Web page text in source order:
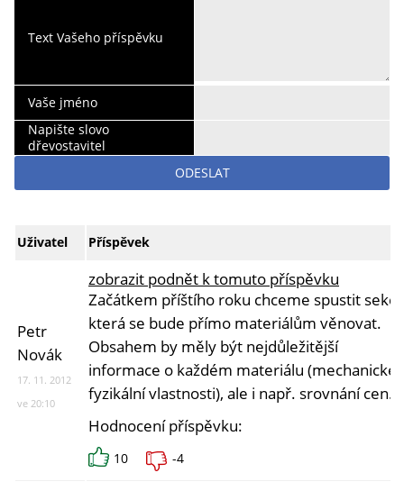
Text Vašeho příspěvku
Vaše jméno
Napište slovo
dřevostavitel
ODESLAT
Uživatel Příspěvek
Petr
Novák
17. 11. 2012
ve 20:10
zobrazit podnět k tomuto příspěvku
Začátkem příštího roku chceme spustit sekci,
která se bude přímo materiálům věnovat.
Obsahem by měly být nejdůležitější
informace o každém materiálu (mechanické i
fyzikální vlastnosti), ale i např. srovnání cen.
Hodnocení příspěvku:
10 -4